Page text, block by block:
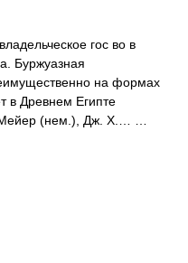
гос во в
Буржуазная
на формах
в Древнем Египте
Мейер (нем.), Дж. X.… …